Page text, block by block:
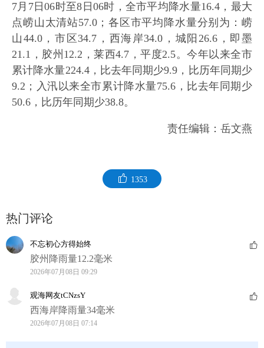
7月7日06时至8日06时，全市平均降水量16.4，最大
点崂山太清站57.0；各区市平均降水量分别为：崂
山44.0，市区34.7，西海岸34.0，城阳26.6，即墨
21.1，胶州12.2，莱西4.7，平度2.5。今年以来全市
累计降水量224.4，比去年同期少9.9，比历年同期少
9.2；入汛以来全市累计降水量75.6，比去年同期少
50.6，比历年同期少38.8。
责任编辑：岳文燕
1353
热门评论
不忘初心方得始终
胶州降雨量12.2毫米
2026年07月08日 09:29
观海网友tCNzsY
西海岸降雨量34毫米
2026年07月08日 07:14